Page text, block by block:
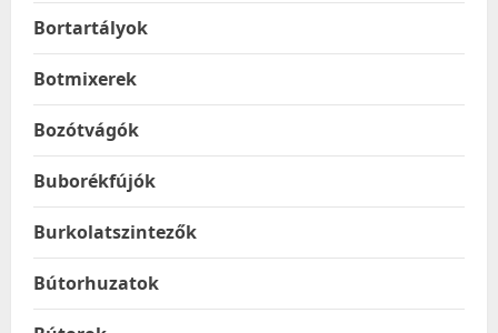
Bortartályok
Botmixerek
Bozótvágók
Buborékfújók
Burkolatszintezők
Bútorhuzatok